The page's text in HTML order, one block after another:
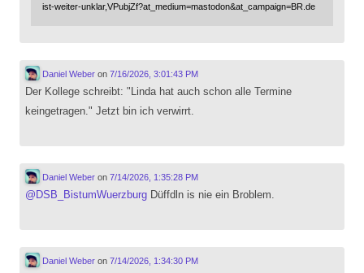
ist-weiter-unklar,VPubjZf?at_medium=mastodon&at_campaign=BR.de
Daniel Weberon 7/16/2026, 3:01:43 PM
Der Kollege schreibt: "Linda hat auch schon alle Termine
keingetragen." Jetzt bin ich verwirrt.
Daniel Weberon 7/14/2026, 1:35:28 PM
@ DSB_BistumWuerzburg Düffdln is nie ein Broblem.
Daniel Weberon 7/14/2026, 1:34:30 PM